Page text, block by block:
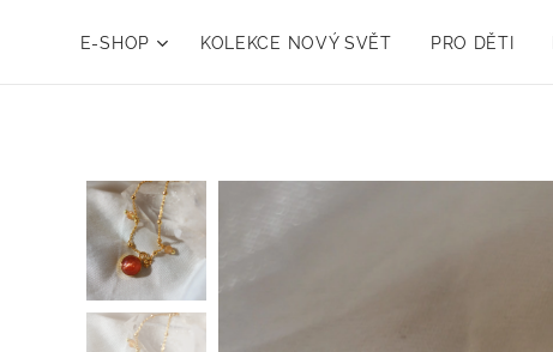
E-SHOP KOLEKCE NOVÝ SVĚT PRO DĚTI